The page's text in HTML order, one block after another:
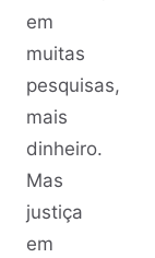
em
muitas
pesquisas,
mais
dinheiro.
Mas
justiça
em